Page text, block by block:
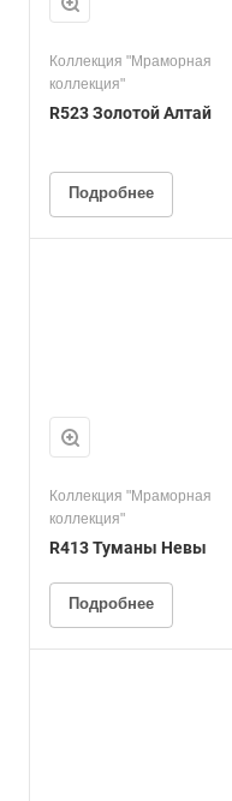
Коллекция "Мраморная
коллекция"
R523 Золотой Алтай
Подробнее
Коллекция "Мраморная
коллекция"
R413 Туманы Невы
Подробнее